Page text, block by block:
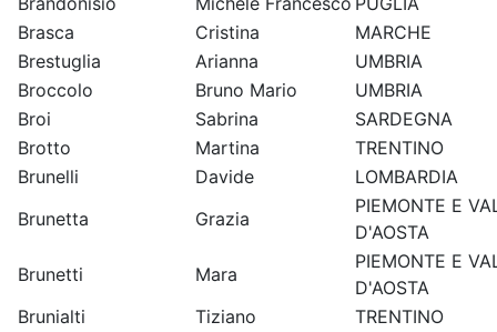
Brasca
Cristina
MARCHE
Brestuglia
Arianna
UMBRIA
Broccolo
Bruno Mario
UMBRIA
Broi
Sabrina
SARDEGNA
Brotto
Martina
TRENTINO
Brunelli
Davide
LOMBARDIA
Brunetta
Grazia
PIEMONTE E
D'AOSTA
Brunetti
Mara
PIEMONTE E
D'AOSTA
Brunialti
Tiziano
TRENTINO